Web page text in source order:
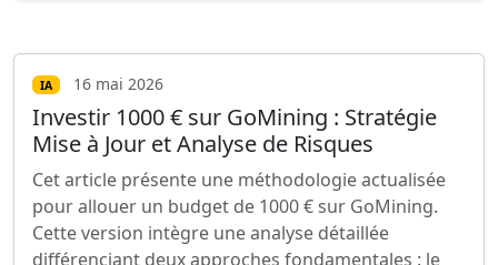
IA 16 mai 2026
Investir 1000 € sur GoMining : Stratégie
Mise à Jour et Analyse de Risques
Cet article présente une méthodologie actualisée
pour allouer un budget de 1000 € sur GoMining.
Cette version intègre une analyse détaillée
différenciant deux approches fondamentales : le